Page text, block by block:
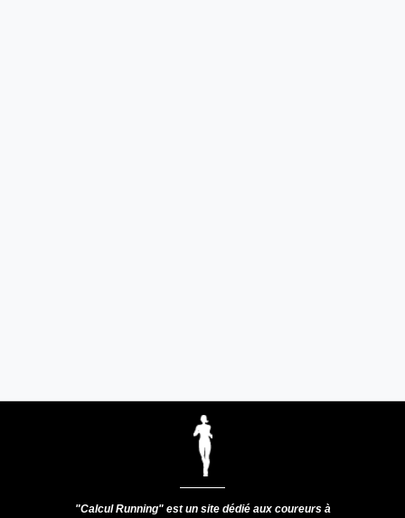
"Calcul Running" est un site dédié aux coureurs à